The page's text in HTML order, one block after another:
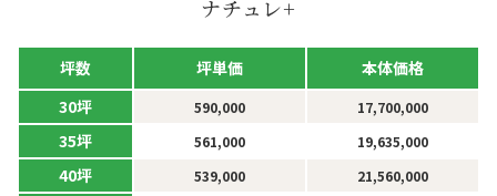
ナチュレ+
坪数 坪単価 本体価格
30坪 590,000 17,700,000
35坪 561,000 19,635,000
40坪 539,000 21,560,000